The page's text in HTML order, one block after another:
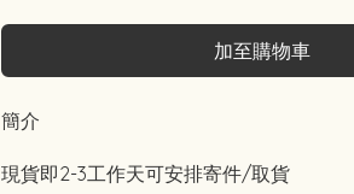
加至購物車
簡介
現貨即2-3工作天可安排寄件/取貨